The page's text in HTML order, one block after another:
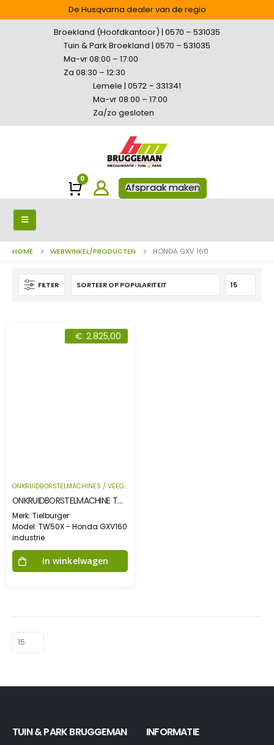
De Husqvarna dealer van de regio
Broekland (Hoofdkantoor) | 0570 – 531035
Tuin & Park Broekland | 0570 – 531035
Ma-vr 08:00 – 17:00
Za 08:30 – 12:30
Lemele | 0572 – 331341
Ma-vr 08:00 – 17:00
Za/zo gesloten
Winkelwagen
0
Afspraak maken
HOME WEBWINKEL/PRODUCTEN HONDA GXV 160
FILTER
€ 2.825,00
ONKRUIDBORSTELMACHINES / VEEGMACHINES
ONKRUIDBORSTELMACHINE TW50X – Honda GXV160 industrie
Merk: Tielburger
Model: TW50X - Honda GXV160
industrie
In winkelwagen
TUIN & PARK BRUGGEMAN INFORMATIE